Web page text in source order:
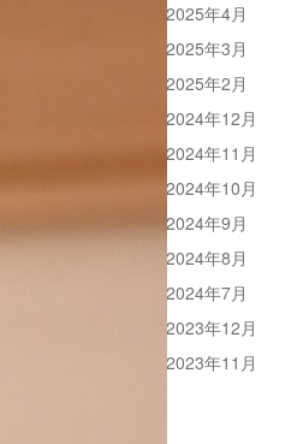
2025年4月
2025年3月
2025年2月
2024年12月
2024年11月
2024年10月
2024年9月
2024年8月
2024年7月
2023年12月
2023年11月